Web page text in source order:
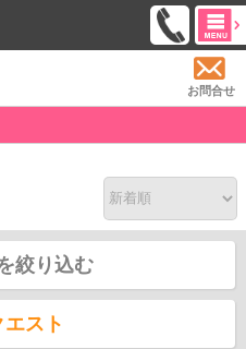
お問合せ
絞り込む
スト